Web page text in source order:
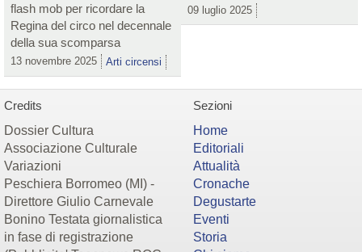
flash mob per ricordare la
Regina del circo nel decennale
della sua scomparsa
13 novembre 2025 Arti circensi
09 luglio 2025
Credits
Dossier Cultura
Associazione Culturale
Variazioni
Peschiera Borromeo (MI) -
Direttore Giulio Carnevale
Bonino Testata giornalistica
in fase di registrazione
Sezioni
Home
Editoriali
Attualità
Cronache
Degustarte
Eventi
Storia